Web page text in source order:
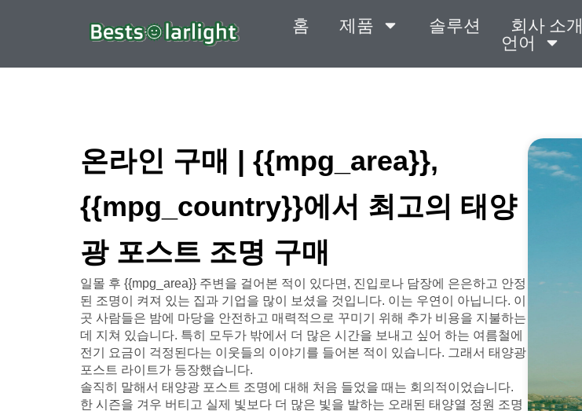
홈 제품 솔루션 회사 소개
언어
온라인 구매 | {{mpg_area}},
{{mpg_country}}에서 최고의 태양
광 포스트 조명 구매
일몰 후 {{mpg_area}} 주변을 걸어본 적이 있다면, 진입로나 담장에 은은하고 안정
된 조명이 켜져 있는 집과 기업을 많이 보셨을 것입니다. 이는 우연이 아닙니다. 이
곳 사람들은 밤에 마당을 안전하고 매력적으로 꾸미기 위해 추가 비용을 지불하는
데 지쳐 있습니다. 특히 모두가 밖에서 더 많은 시간을 보내고 싶어 하는 여름철에
전기 요금이 걱정된다는 이웃들의 이야기를 들어본 적이 있습니다. 그래서 태양광
포스트 라이트가 등장했습니다.
솔직히 말해서 태양광 포스트 조명에 대해 처음 들었을 때는 회의적이었습니다.
한 시즌을 겨우 버티고 실제 빛보다 더 많은 빛을 발하는 오래된 태양열 정원 조명